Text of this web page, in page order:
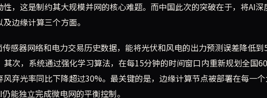
，这是制约其大规模并网的核心难题。而中国此次的突破在于，将AI深
边缘计算三个方面。
感器网络和电力交易历史数据，能将光伏和风电的出力预测误差降低到
次，系统通过强化学习算法，在每15分钟的时间窗口内重新规划全国
弃光率同比下降超过30%。最关键的是，边缘计算节点被部署在每一
能独立完成微电网的平衡控制。